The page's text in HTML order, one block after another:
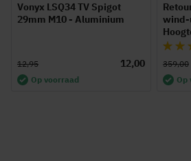
Vonyx LSQ34 TV Spigot
29mm M10 - Aluminium
12,00
12,95
Op voorraad
wind-
90%
359,00
Op